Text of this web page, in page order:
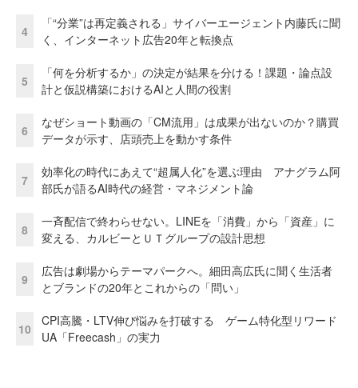
4
「“分業”は再定義される」サイバーエージェント内藤氏に聞
く、インターネット広告20年と転換点
5
「何を分析するか」の決定が結果を分ける！課題・論点設
計と仮説構築におけるAIと人間の役割
6
なぜショート動画の「CM流用」は成果が出ないのか？購買
データが示す、店頭売上を動かす条件
7
効率化の時代にあえて“超属人化”を選ぶ理由 アナグラム阿
部氏が語るAI時代の経営・マネジメント論
8
一斉配信で終わらせない。LINEを「消費」から「資産」に
変える、カルビーとＵＴグループの設計思想
9
広告は劇場からテーマパークへ。細田高広氏に聞く生活者
とブランドの20年とこれからの「問い」
10
CPI高騰・LTV伸び悩みを打破する ゲーム特化型リワード
UA「Freecash」の実力